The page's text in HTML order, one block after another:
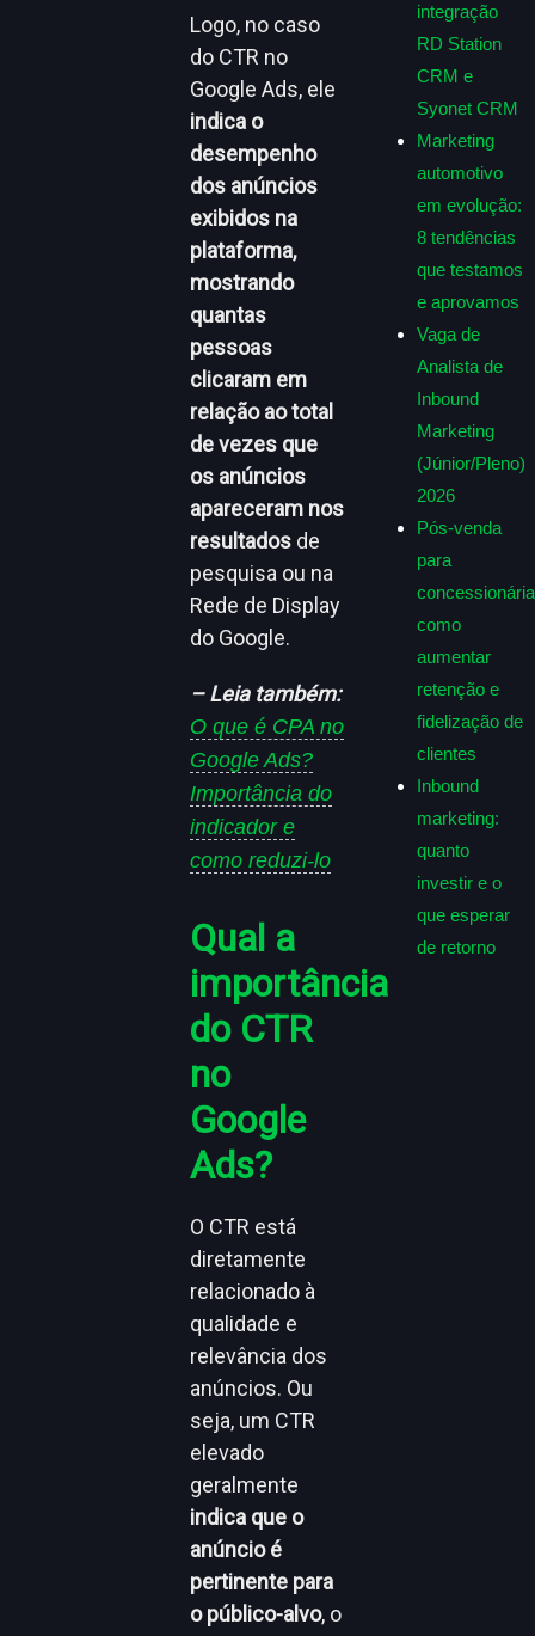
Logo, no caso
do CTR no
Google Ads, ele
indica o
desempenho
dos anúncios
exibidos na
plataforma,
mostrando
quantas
pessoas
clicaram em
relação ao total
de vezes que
os anúncios
apareceram nos
resultados de
pesquisa ou na
Rede de Display
do Google.
– Leia também:
O que é CPA no
Google Ads?
Importância do
indicador e
como reduzi-lo
Qual a
importância
do CTR
no
Google
Ads?
O CTR está
diretamente
relacionado à
qualidade e
relevância dos
anúncios. Ou
seja, um CTR
elevado
geralmente
indica que o
anúncio é
pertinente para
o público-alvo, o
integração
RD Station
CRM e
Syonet CRM
Marketing
automotivo
em evolução:
8 tendências
que testamos
e aprovamos
Vaga de
Analista de
Inbound
Marketing
(Júnior/Pleno)
2026
Pós-venda
para
como
aumentar
retenção e
fidelização de
clientes
Inbound
marketing:
quanto
investir e o
que esperar
de retorno